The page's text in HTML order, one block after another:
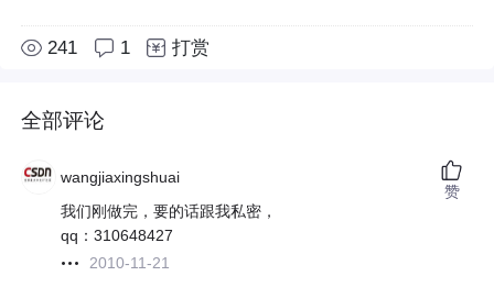
241 1 打赏
全部评论
wangjiaxingshuai
我们刚做完，要的话跟我私密，
qq：310648427
2010-11-21
赞